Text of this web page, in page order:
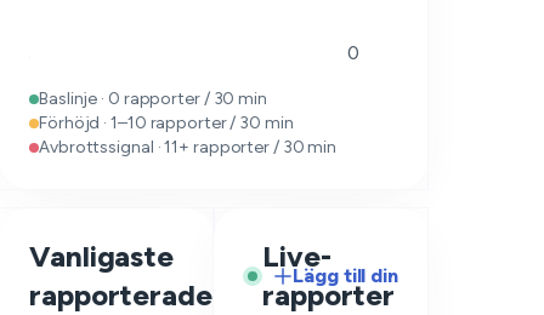
0
Baslinje · 0 rapporter / 30 min
Förhöjd · 1–10 rapporter / 30 min
Avbrottssignal · 11+ rapporter / 30 min
Vanligaste
rapporterade—
Live-
rapporter
Lägg till din